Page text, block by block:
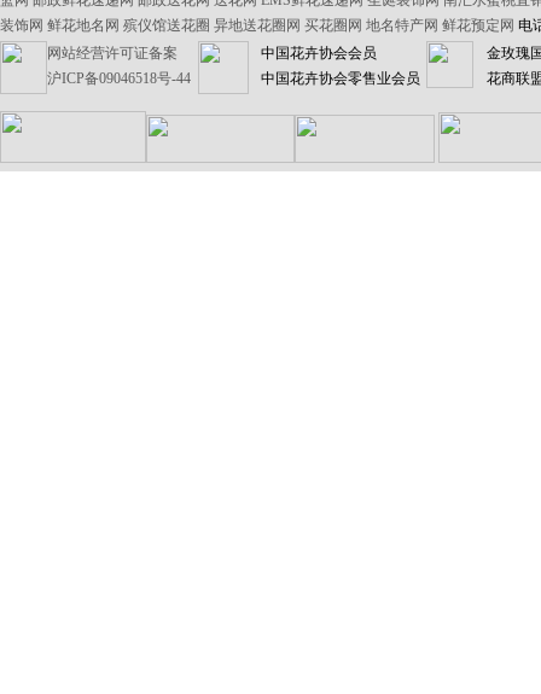
装饰网 鲜花地名网 殡仪馆送花圈 异地送花圈网 买花圈网 地名特产网 鲜花预定网 电
网站经营许可证备案
沪ICP备09046518号-44
中国花卉协会会员
中国花卉协会零售业会员
金玫瑰
花商联